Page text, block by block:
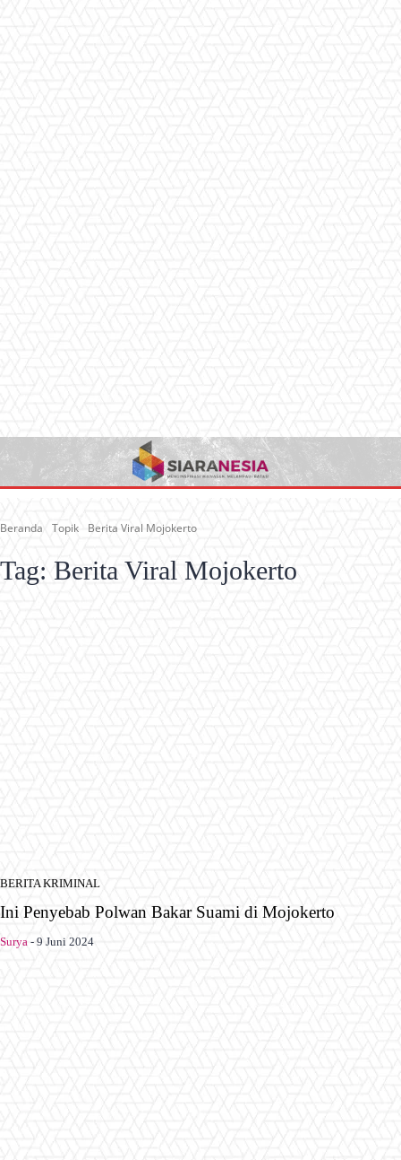
Beranda Topik Berita Viral Mojokerto
Tag: Berita Viral Mojokerto
BERITA KRIMINAL
Ini Penyebab Polwan Bakar Suami di Mojokerto
Surya - 9 Juni 2024